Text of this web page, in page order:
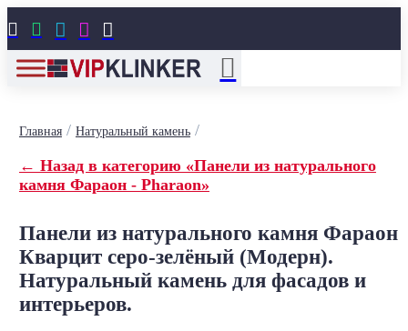
    
Главная/ Натуральный камень/
← Назад в категорию «Панели из натурального
камня Фараон - Pharaon»
Панели из натурального камня Фараон
Кварцит серо-зелёный (Модерн).
Натуральный камень для фасадов и
интерьеров.